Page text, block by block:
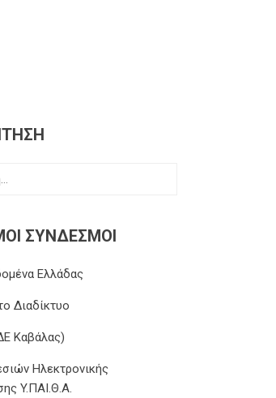
ΣΎΝΔΕΣΜΟΙ
Ελλάδας
Διαδίκτυο
Καβάλας)
Ηλεκτρονικής
Y.ΠΑΙ.Θ.Α.